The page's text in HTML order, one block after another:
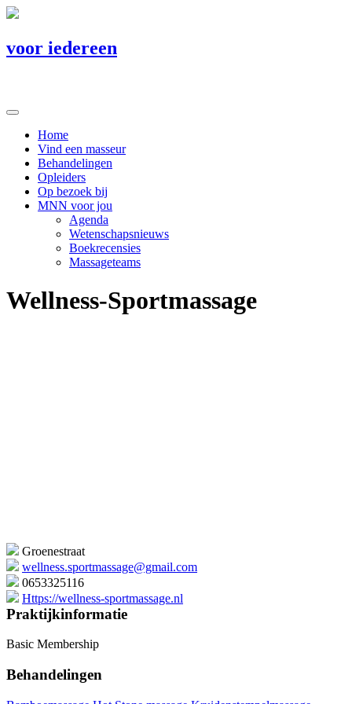
voor iedereen
Home
Vind een masseur
Behandelingen
Opleiders
Op bezoek bij
MNN voor jou
Agenda
Wetenschapsnieuws
Boekrecensies
Massageteams
Wellness-Sportmassage
Groenestraat
wellness.sportmassage@gmail.com
0653325116
Https://wellness-sportmassage.nl
Praktijkinformatie
Basic Membership
Behandelingen